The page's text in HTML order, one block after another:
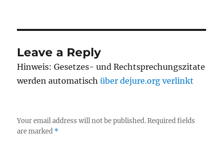
Leave a Reply
Hinweis: Gesetzes- und Rechtsprechungszitate
werden automatischüber dejure.org verlinkt
Your email address will not be published. Required fields
are marked *